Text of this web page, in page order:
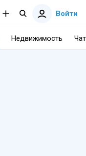
Войти
Недвижимость Чат